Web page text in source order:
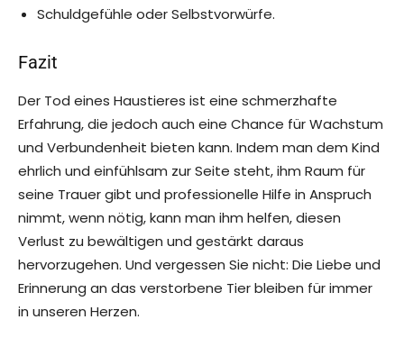
Schuldgefühle oder Selbstvorwürfe.
Fazit
Der Tod eines Haustieres ist eine schmerzhafte
Erfahrung, die jedoch auch eine Chance für Wachstum
und Verbundenheit bieten kann. Indem man dem Kind
ehrlich und einfühlsam zur Seite steht, ihm Raum für
seine Trauer gibt und professionelle Hilfe in Anspruch
nimmt, wenn nötig, kann man ihm helfen, diesen
Verlust zu bewältigen und gestärkt daraus
hervorzugehen. Und vergessen Sie nicht: Die Liebe und
Erinnerung an das verstorbene Tier bleiben für immer
in unseren Herzen.